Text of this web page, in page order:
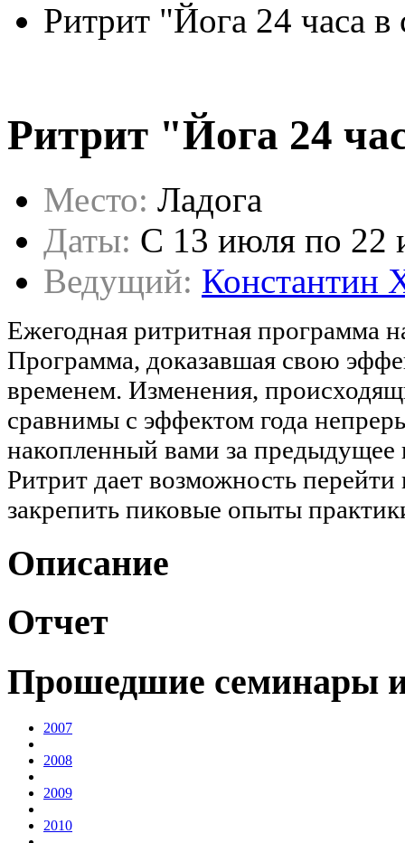
Ритрит "Йога 24 часа в
Ритрит "Йога 24
Место: Ладога
Даты: C 13 июля по 22
Ведущий: Константин
Ежегодная ритритная программа
Программа, доказавшая свою
временем. Изменения,
сравнимы с эффектом года
накопленный вами за предыдущее
Ритрит дает возможность
закрепить пиковые опыты
Описание
Отчет
Прошедшие семинары
2007
2008
2009
2010